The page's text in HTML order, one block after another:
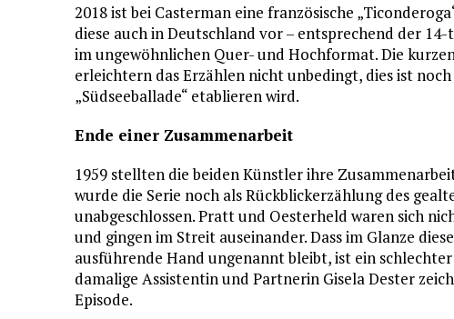
2018 ist bei Casterman eine französische
diese auch in Deutschland vor – entsprechend der
im ungewöhnlichen Quer- und Hochformat. Die
erleichtern das Erzählen nicht unbedingt, dies ist
„Südseeballade“ etablieren wird.
Ende einer Zusammenarbeit
1959 stellten die beiden Künstler ihre
wurde die Serie noch als Rückblickerzählung des
unabgeschlossen. Pratt und Oesterheld waren sich
und gingen im Streit auseinander. Dass im Glanze
ausführende Hand ungenannt bleibt, ist ein
damalige Assistentin und Partnerin Gisela Dester
Episode.